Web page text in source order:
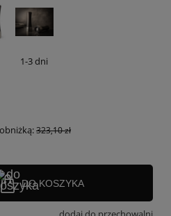
1-3 dni
323,10 zł
DO KOSZYKA